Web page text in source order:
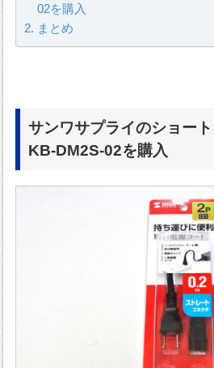
02を購入
まとめ
サンワサプライのショー
KB-DM2S-02を購入